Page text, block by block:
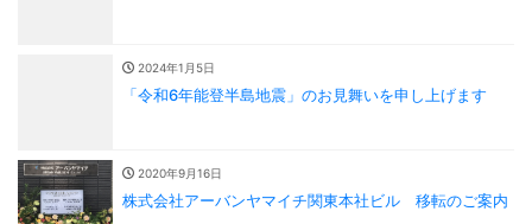
2024年1月5日
「令和6年能登半島地震」のお見舞いを申し上げます
2020年9月16日
株式会社アーバンヤマイチ関東本社ビル 移転のご案内